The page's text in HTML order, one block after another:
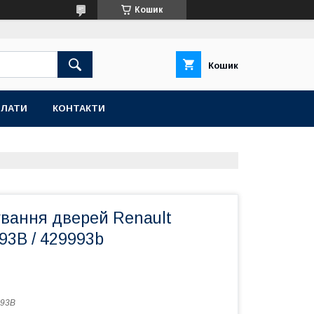
Кошик
Кошик
КОНТАКТИ
дверей Renault
/ 429993b